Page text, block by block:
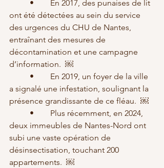
ont été détectées au sein du service
des urgences du CHU de Nantes,
entraînant des mesures de
décontamination et une campagne
d’information.  ￼
a signalé une infestation, soulignant la
présence grandissante de ce fléau.  ￼
deux immeubles de Nantes-Nord ont
subi une vaste opération de
désinsectisation, touchant 200
appartements.  ￼